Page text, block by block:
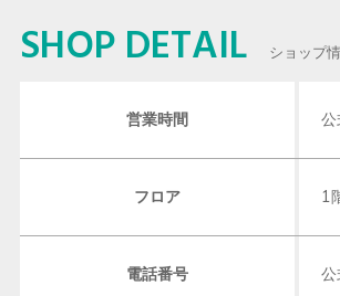
SHOP DETAIL ショップ
営業時間 公
フロア 1
電話番号 公